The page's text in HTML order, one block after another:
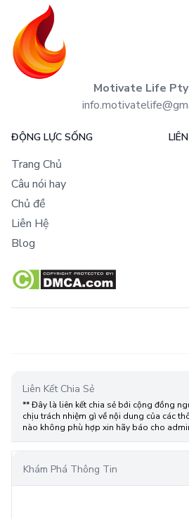
Motivate Life
ĐỘNG LỰC SỐNG
Trang Chủ
Câu nói hay
Chủ đề
Liên Hệ
Blog
Liên Kết Chia Sẻ
** Đây là liên kết chia sẻ bới cộng đồng
chịu trách nhiệm gì về nội dung của các
nào không phù hợp xin hãy báo cho
Khám Phá Thông Tin